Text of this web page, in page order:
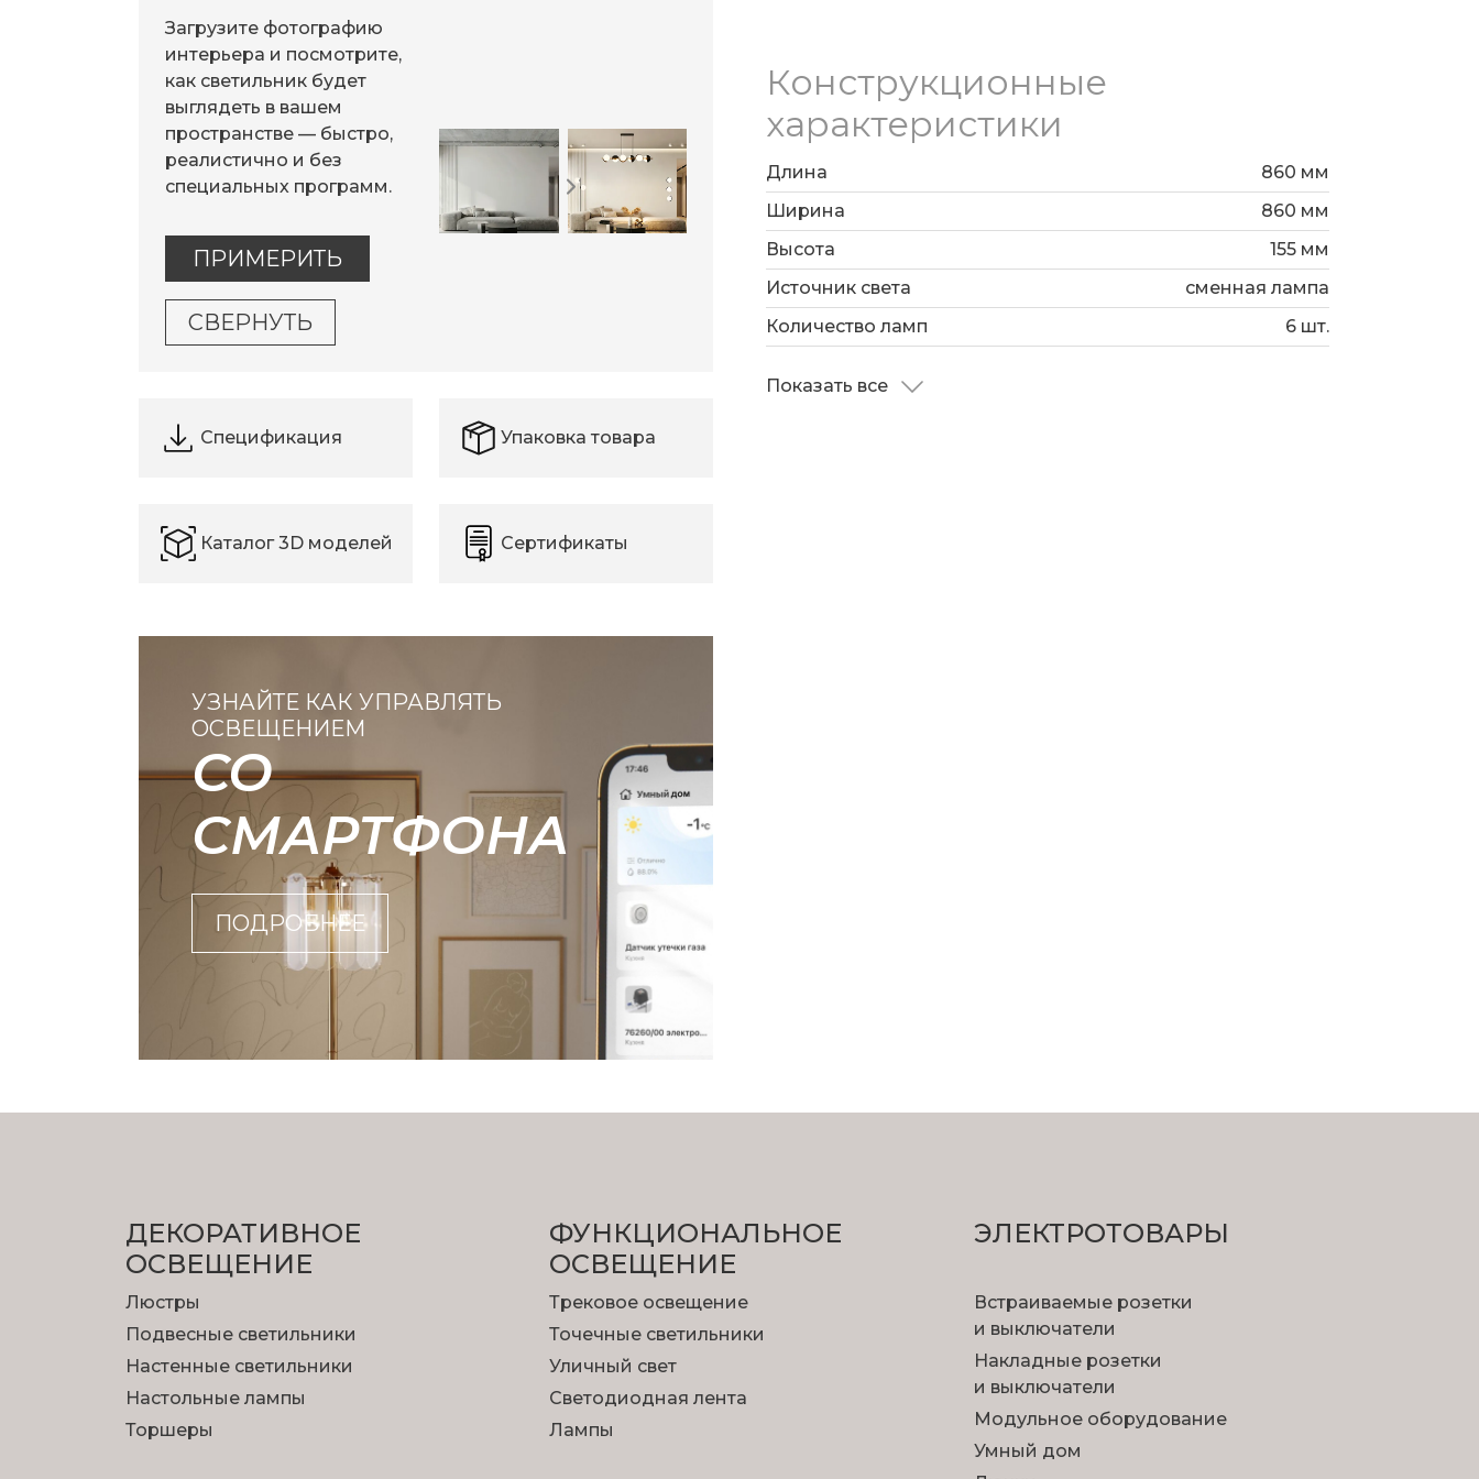
Загрузите фотографию
интерьера и посмотрите,
как светильник будет
выглядеть в вашем
пространстве — быстро,
реалистично и без
специальных программ.
ПРИМЕРИТЬ
СВЕРНУТЬ
Спецификация Упаковка товара
Каталог 3D моделей Сертификаты
УЗНАЙТЕ КАК УПРАВЛЯТЬ
ОСВЕЩЕНИЕМ
СО
СМАРТФОНА
ПОДРОБНЕЕ
Конструкционные
характеристики
Длина
860 мм
Ширина
860 мм
Высота
155 мм
Источник света
сменная лампа
Количество ламп
6 шт.
Показать все
ДЕКОРАТИВНОЕ
ОСВЕЩЕНИЕ
Люстры
Подвесные светильники
Настенные светильники
Настольные лампы
Торшеры
ФУНКЦИОНА­ЛЬНОЕ
ОСВЕЩЕНИЕ
Трековое освещение
Точечные светильники
Уличный свет
Светодиодная лента
Лампы
ЭЛЕКТРОТОВАРЫ
Встраиваемые розетки
и выключатели
Накладные розетки
и выключатели
Модульное оборудование
Умный дом